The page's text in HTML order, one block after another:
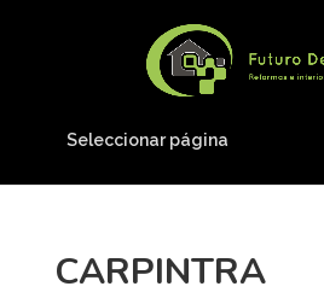
Seleccionar página
CARPINTRA